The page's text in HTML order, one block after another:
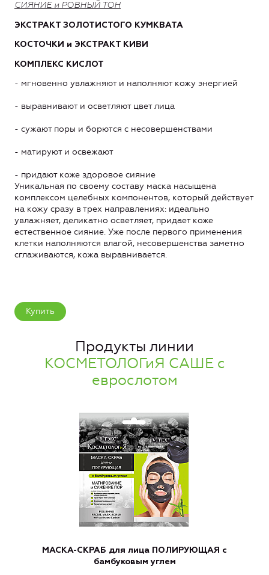
СИЯНИЕ и РОВНЫЙ ТОН
ЭКСТРАКТ ЗОЛОТИСТОГО КУМКВАТА
КОСТОЧКИ и ЭКСТРАКТ КИВИ
КОМПЛЕКС КИСЛОТ
- мгновенно увлажняют и наполняют кожу энергией
- выравнивают и осветляют цвет лица
- сужают поры и борются с несовершенствами
- матируют и освежают
- придают коже здоровое сияние
Уникальная по своему составу маска насыщена
комплексом целебных компонентов, который действует
на кожу сразу в трех направлениях: идеально
увлажняет, деликатно осветляет, придает коже
естественное сияние. Уже после первого применения
клетки наполняются влагой, несовершенства заметно
сглаживаются, кожа выравнивается.
Купить
Продукты линии
КОСМЕТОЛОГиЯ САШЕ с
еврослотом
МАСКА-СКРАБ для лица ПОЛИРУЮЩАЯ с
бамбуковым углем